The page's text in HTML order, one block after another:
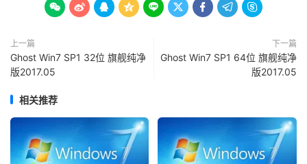
        
上一篇
Ghost Win7 SP1 32位 旗舰纯净
版2017.05
下一篇
Ghost Win7 SP1 64位 旗舰纯净
版2017.05
相关推荐